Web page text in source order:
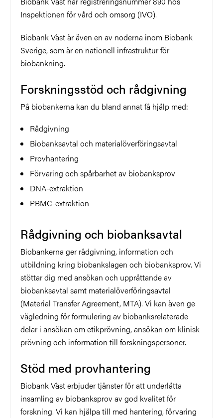
Inspektionen för vård och omsorg (IVO).
Biobank Väst är även en av noderna inom Biobank
Sverige, som är en nationell infrastruktur för
biobankning.
Forskningsstöd och rådgivning
På biobankerna kan du bland annat få hjälp med:
Rådgivning
Biobanksavtal och materialöverföringsavtal
Provhantering
Förvaring och spårbarhet av biobanksprov
DNA-extraktion
PBMC-extraktion
Rådgivning och biobanksavtal
Biobankerna ger rådgivning, information och
utbildning kring biobankslagen och biobanksprov. Vi
stöttar dig med ansökan och upprättande av
biobanksavtal samt materialöverföringsavtal
(Material Transfer Agreement, MTA). Vi kan även ge
vägledning för formulering av biobanksrelaterade
delar i ansökan om etikprövning, ansökan om klinisk
prövning och information till forskningspersoner.
Stöd med provhantering
Biobank Väst erbjuder tjänster för att underlätta
insamling av biobanksprov av god kvalitet för
forskning. Vi kan hjälpa till med hantering, förvaring